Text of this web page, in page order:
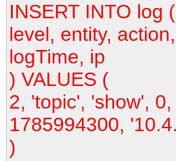
INSERT INTO log (
level, entity,
logTime, ip
) VALUES (
2, 'topic', 'show',
1785994300,
)